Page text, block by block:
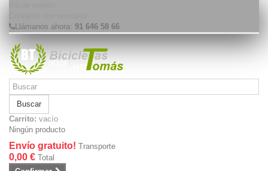
Llámanos ahora: 91 646 58 66
Buscar
Carrito: vacío
Ningún producto
Envío gratuito! Transporte
0,00 € Total